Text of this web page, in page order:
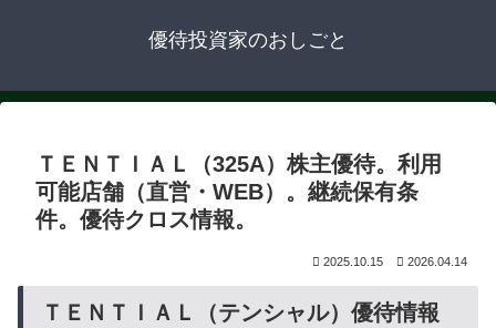
優待投資家のおしごと
ＴＥＮＴＩＡＬ（325A）株主優待。利用
可能店舗（直営・WEB）。継続保有条
件。優待クロス情報。
2025.10.15 2026.04.14
ＴＥＮＴＩＡＬ（テンシャル）優待情報